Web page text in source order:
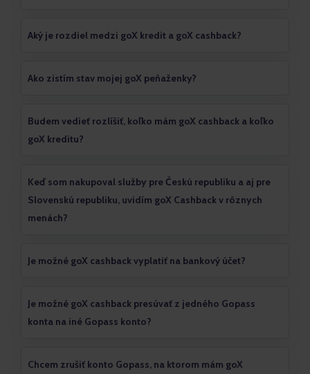
Aký je rozdiel medzi goX kredit a goX cashback?
Ako zistím stav mojej goX peňaženky?
Budem vedieť rozlíšiť, koľko mám goX cashback a koľko
goX kreditu?
Keď som nakupoval služby pre Českú republiku a aj pre
Slovenskú republiku, uvidím goX Cashback v rôznych
menách?
Je možné goX cashback vyplatiť na bankový účet?
Je možné goX cashback presúvať z jedného Gopass
konta na iné Gopass konto?
Chcem zrušiť konto Gopass, na ktorom mám goX